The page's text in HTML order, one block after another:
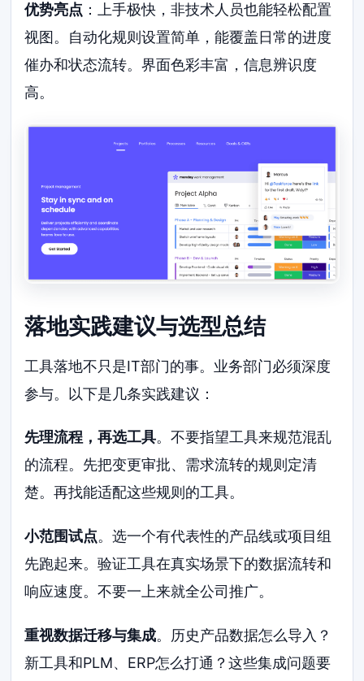
优势亮点 ：上手极快，非技术人员也能轻松配置
视图。自动化规则设置简单，能覆盖日常的进度
催办和状态流转。界面色彩丰富，信息辨识度
高。
落地实践建议与选型总结
工具落地不只是IT部门的事。业务部门必须深度
参与。以下是几条实践建议：
先理流程，再选工具。不要指望工具来规范混乱
的流程。先把变更审批、需求流转的规则定清
楚。再找能适配这些规则的工具。
小范围试点。选一个有代表性的产品线或项目组
先跑起来。验证工具在真实场景下的数据流转和
响应速度。不要一上来就全公司推广。
重视数据迁移与集成。历史产品数据怎么导入？
新工具和PLM、ERP怎么打通？这些集成问题要